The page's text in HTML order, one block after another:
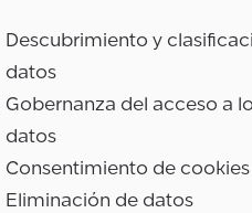
Descubrimiento y
datos
Gobernanza del acceso a
datos
Consentimiento de cookies
Eliminación de datos